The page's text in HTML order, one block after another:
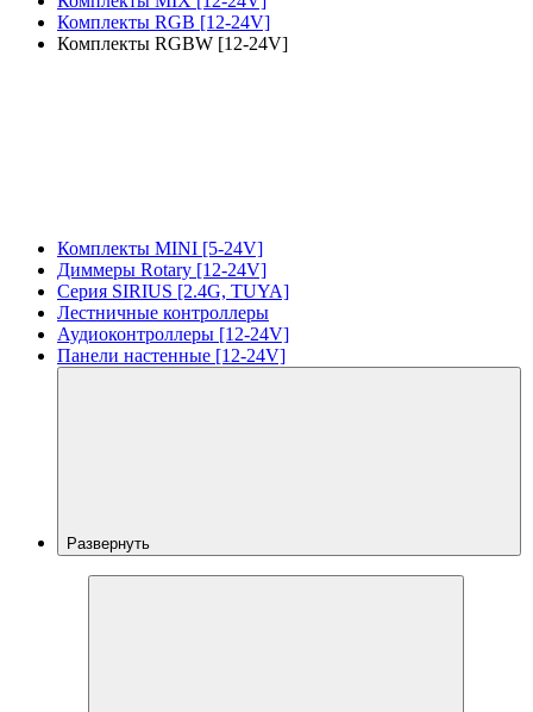
Комплекты RGB [12-24V]
Комплекты RGBW [12-24V]
Комплекты MINI [5-24V]
Диммеры Rotary [12-24V]
Серия SIRIUS [2.4G, TUYA]
Лестничные контроллеры
Аудиоконтроллеры [12-24V]
Панели настенные [12-24V]
Развернуть